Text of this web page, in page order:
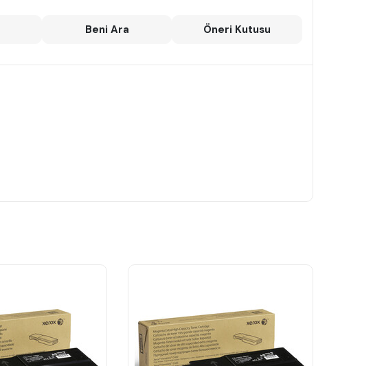
Beni Ara Öneri Kutusu